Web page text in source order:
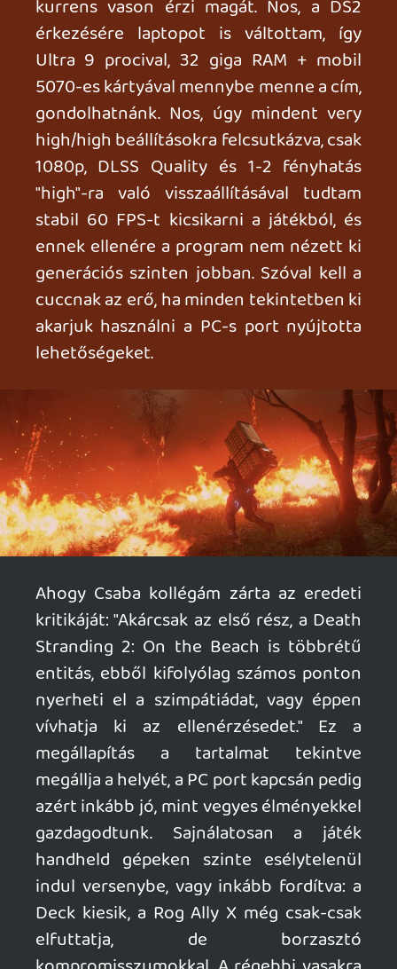
Ahhoz, hogy te is hozzászólj, be kell
jelentkezned!
Dester 2026.04.02 10:57:29 #20xmi
Szia Mackó 🙂 Én annyit tennék hozzá,
hogy vagyok annyira szerencsés, hogy egy
elég izmos konfiggal eshettem neki
(5950X, 128GB RAM, RTX5090), mindezt
4K-ban egy 240Hz-es OLED monitoron.
nálam az "előre renderelt" és a játék
motorjának az engine-je közötti határ.
Elindult a játék, szépen pásztázta a kamera
a tájat, jöttek a feliratok, néztem is, hogy
de szép animáció. Aztán egyszer csak
átmenet nélkül megjelent a kedvenc
hordárunk és átadta az irányítást. Én meg
ültem a székben a kontrollerrel a
kezemben, és nem hittem el, hogy ez így
néz ki - hozzáteszem, az első rész is
nagyon szép volt (még Steam Decken is),
de ez meg egyenesen elképesztő. A
karakterek is továbbfejlődtek, a baba
például már megugorja az "uncanny
valley"-t, a főszereplőnél még látom, hogy
nem az igazi. De már nem vagyunk messze.
Ma pont szabin vagyok, mindjárt kiteszem
a 65"-os OLED TV-re is, mert az előző részt
azon játszottam végig, nagyon kíváncsi
Ja igen - Linux alatt is hibátlanul fut.
(Bazzite alatt próbáltam.)